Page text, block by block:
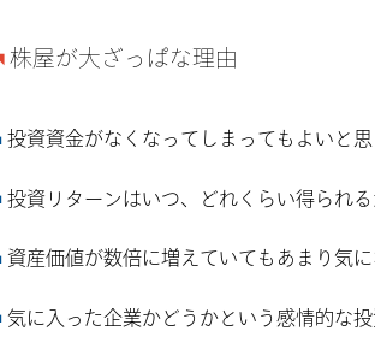
株屋が大ざっぱな理由
投資資金がなくなってしまってもよいと思
投資リターンはいつ、どれくらい得られ
資産価値が数倍に増えていてもあまり気
気に入った企業かどうかという感情的な